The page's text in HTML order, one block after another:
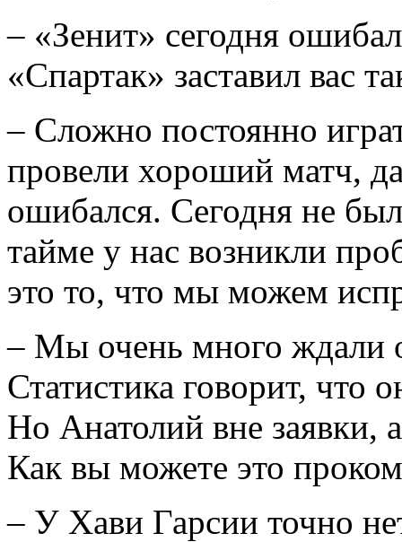
– «Зенит» сегодня
«Спартак» заставил вас
– Сложно постоянно
провели хороший матч,
ошибался. Сегодня не
тайме у нас возникли
это то, что мы можем
– Мы очень много ждали
Статистика говорит,
Но Анатолий вне заявки,
Как вы можете это
– У Хави Гарсии точно